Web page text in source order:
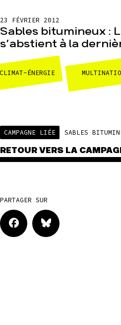
23 FÉVRIER 2012
Sables bitumineux :
s’abstient à la
ÉNERGIE
CAMPAGNE LIÉE
RETOUR VERS LA
PARTAGER SUR